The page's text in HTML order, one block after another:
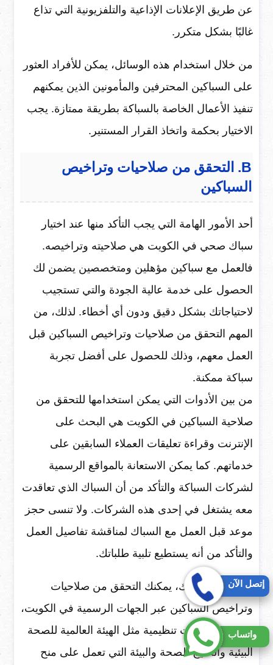
عن طريق الإعلانات الإذاعية والتلفزيونية التي تذاع
غالبًا بشكل متكرر.
من خلال استخدام هذه الوسائل، يمكن للأفراد العثور
على السباكين المحترفين والمأمونين الذين يمكنهم
تنفيذ الأعمال الخاصة بالسباكة بطريقة ممتازة. يجب
الاختيار بحكمة واتخاذ القرار المستنير.
B. التحقق من صلاحيات وتراخيص
السباكين
أحد الأمور الهامة التي يجب التأكد منها عند اختيار
سباك صحي في الكويت هي صلاحيته وتراخيصه.
فالعمل مع سباكين مؤهلين ومتخصصين يضمن لك
الحصول على خدمة عالية الجودة والتي تستجيب
لاحتياجاتك بشكل دقيق ودون أي أخطاء. لذلك، من
المهم التحقق من صلاحيات وتراخيص السباكين قبل
العمل معهم، وذلك للحصول على أفضل تجربة
سباكة ممكنة.
من بين الأدوات التي يمكن استخدامها للتحقق من
صلاحية السباكين في الكويت هي البحث على
الإنترنت وقراءة تعليقات العملاء السابقين على
خدماتهم. كما يمكن الاستعانة بالمواقع الرسمية
لشركات السباكة والتأكد من أن السباك الذي تعاقدت
معه يشتغل في إحدى هذه الشركات. ولا تنسى حجز
موعد قبل العمل مع السباك لمناقشة تفاصيل العمل
والتأكد من أنه يستطيع تلبية طلباتك.
بالإضافة إلى ذلك، يمكنك التحقق من صلاحيات
وتراخيص السباكين عبر الجهات الرسمية في الكويت،
حيث توجد هيئات تنظيمية مثل الهيئة العالمية للصحة
البيئية والخليج للصحة والبيئة التي تعمل على منح
واتساب
إتصل الآن